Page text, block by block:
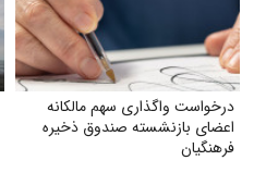
درخواست واگذاری سهم مالکانه
اعضای بازنشسته صندوق ذخیره
فرهنگیان